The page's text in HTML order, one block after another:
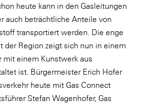
heute kann in den Gasleitungen
auch beträchtliche Anteile von
transportiert werden. Die enge
der Region zeigt sich nun in einem
mit einem Kunstwerk aus
ist. Bürgermeister Erich Hofer
heute mit Gas Connect
Stefan Wagenhofer, Gas